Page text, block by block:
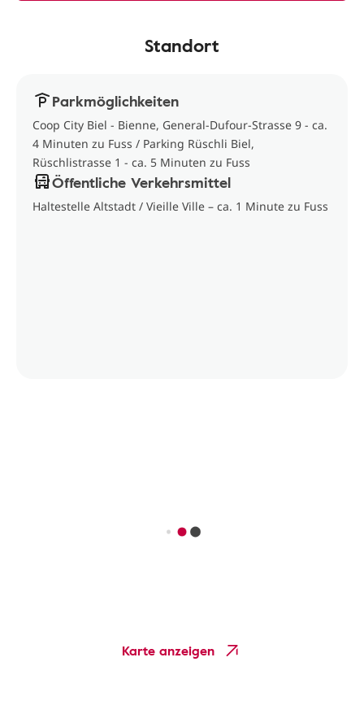
Standort
Parkmöglichkeiten
Coop City Biel - Bienne, General-Dufour-Strasse 9 - ca.
4 Minuten zu Fuss / Parking Rüschli Biel,
Rüschlistrasse 1 - ca. 5 Minuten zu Fuss
Öffentliche Verkehrsmittel
Haltestelle Altstadt / Vieille Ville – ca. 1 Minute zu Fuss
Karte anzeigen